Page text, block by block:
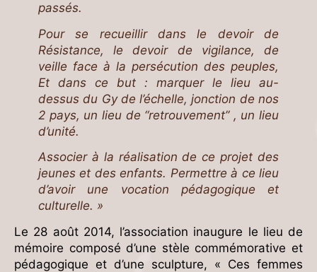
passés.
Pour se recueillir dans le devoir de
Résistance, le devoir de vigilance, de
veille face à la persécution des peuples,
Et dans ce but : marquer le lieu au-
dessus du Gy de l’échelle, jonction de nos
2 pays, un lieu de “retrouvement” , un lieu
d’unité.
Associer à la réalisation de ce projet des
jeunes et des enfants. Permettre à ce lieu
d’avoir une vocation pédagogique et
culturelle. »
Le 28 août 2014, l’association inaugure le lieu de
mémoire composé d’une stèle commémorative et
pédagogique et d’une sculpture, « Ces femmes